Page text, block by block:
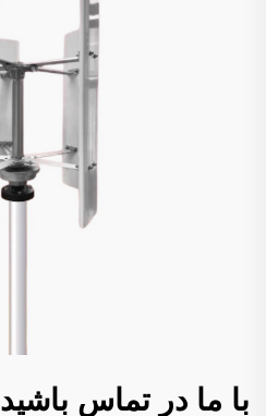
با ما در تماس باشید